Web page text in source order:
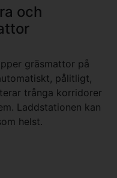
och
gräsmattor på
pålitligt,
trånga korridorer
Laddstationen kan
helst.